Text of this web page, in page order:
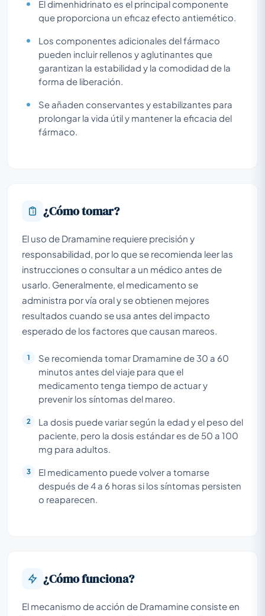
El dimenhidrinato es el principal componente
que proporciona un eficaz efecto antiemético.
Los componentes adicionales del fármaco
pueden incluir rellenos y aglutinantes que
garantizan la estabilidad y la comodidad de la
forma de liberación.
Se añaden conservantes y estabilizantes para
prolongar la vida útil y mantener la eficacia del
fármaco.
¿Cómo tomar?
El uso de Dramamine requiere precisión y
responsabilidad, por lo que se recomienda leer las
instrucciones o consultar a un médico antes de
usarlo. Generalmente, el medicamento se
administra por vía oral y se obtienen mejores
resultados cuando se usa antes del impacto
esperado de los factores que causan mareos.
Se recomienda tomar Dramamine de 30 a 60
minutos antes del viaje para que el
medicamento tenga tiempo de actuar y
prevenir los síntomas del mareo.
La dosis puede variar según la edad y el peso del
paciente, pero la dosis estándar es de 50 a 100
mg para adultos.
El medicamento puede volver a tomarse
después de 4 a 6 horas si los síntomas persisten
o reaparecen.
¿Cómo funciona?
El mecanismo de acción de Dramamine consiste en